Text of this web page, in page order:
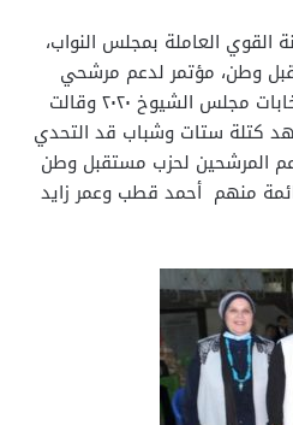
العاملة بمجلس النواب،
وطن، مؤتمر لدعم مرشحي
الفردي والقائمة الوطنية لانتخابات مجلس الشيوخ ٢٠٢٠ وقالت
كتلة ستات وشباب قد التحدي
المرشحين لحزب مستقبل وطن
منهم أحمد قطب وعمر زايد